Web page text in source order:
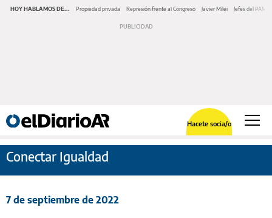
HOY HABLAMOS DE... Propiedad privada Represión frente al Congreso Javier Milei Jefes del PAMI
Hacete socia/o
Conectar Igualdad
7 de septiembre de 2022